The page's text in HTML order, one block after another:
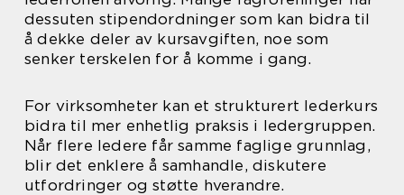
dessuten stipendordninger som kan bidra til
å dekke deler av kursavgiften, noe som
senker terskelen for å komme i gang.
For virksomheter kan et strukturert lederkurs
bidra til mer enhetlig praksis i ledergruppen.
Når flere ledere får samme faglige grunnlag,
blir det enklere å samhandle, diskutere
utfordringer og støtte hverandre.